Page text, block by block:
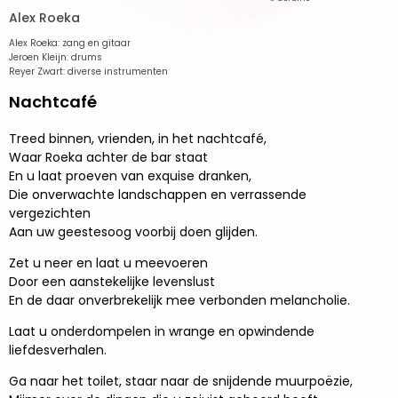
Alex Roeka
Alex Roeka: zang en gitaar
Jeroen Kleijn: drums
Reyer Zwart: diverse instrumenten
Nachtcafé
Treed binnen, vrienden, in het nachtcafé,
Waar Roeka achter de bar staat
En u laat proeven van exquise dranken,
Die onverwachte landschappen en verrassende
vergezichten
Aan uw geestesoog voorbij doen glijden.
Zet u neer en laat u meevoeren
Door een aanstekelijke levenslust
En de daar onverbrekelijk mee verbonden melancholie.
Laat u onderdompelen in wrange en opwindende
liefdesverhalen.
Ga naar het toilet, staar naar de snijdende muurpoëzie,